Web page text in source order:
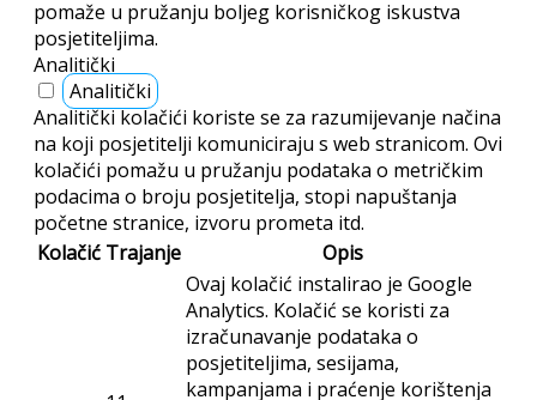
pomaže u pružanju boljeg korisničkog iskustva
posjetiteljima.
Analitički
Analitički
Analitički kolačići koriste se za razumijevanje načina
na koji posjetitelji komuniciraju s web stranicom. Ovi
kolačići pomažu u pružanju podataka o metričkim
podacima o broju posjetitelja, stopi napuštanja
početne stranice, izvoru prometa itd.
Kolačić Trajanje Opis
Ovaj kolačić instalirao je Google
Analytics. Kolačić se koristi za
izračunavanje podataka o
posjetiteljima, sesijama,
kampanjama i praćenje korištenja